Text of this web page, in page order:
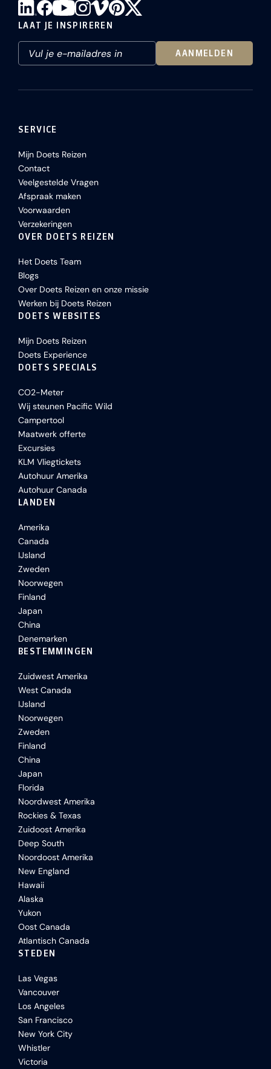
LAAT JE INSPIREREN
AANMELDEN
SERVICE
Mijn Doets Reizen
Contact
Veelgestelde Vragen
Afspraak maken
Voorwaarden
Verzekeringen
OVER DOETS REIZEN
Het Doets Team
Blogs
Over Doets Reizen en onze missie
Werken bij Doets Reizen
DOETS WEBSITES
Mijn Doets Reizen
Doets Experience
DOETS SPECIALS
CO2-Meter
Wij steunen Pacific Wild
Campertool
Maatwerk offerte
Excursies
KLM Vliegtickets
Autohuur Amerika
Autohuur Canada
LANDEN
Amerika
Canada
IJsland
Zweden
Noorwegen
Finland
Japan
China
Denemarken
BESTEMMINGEN
Zuidwest Amerika
West Canada
IJsland
Noorwegen
Zweden
Finland
China
Japan
Florida
Noordwest Amerika
Rockies & Texas
Zuidoost Amerika
Deep South
Noordoost Amerika
New England
Hawaii
Alaska
Yukon
Oost Canada
Atlantisch Canada
STEDEN
Las Vegas
Vancouver
Los Angeles
San Francisco
New York City
Whistler
Victoria